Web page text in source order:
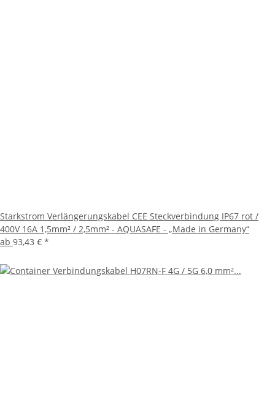
Starkstrom Verlängerungskabel CEE Steckverbindung IP67 rot /
400V 16A 1,5mm² / 2,5mm² - AQUASAFE - „Made in Germany“
ab 93,43 € *